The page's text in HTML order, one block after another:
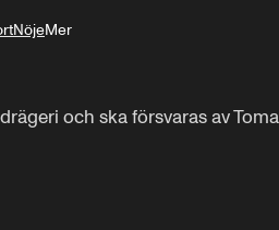
NöjeMer
och ska försvaras av